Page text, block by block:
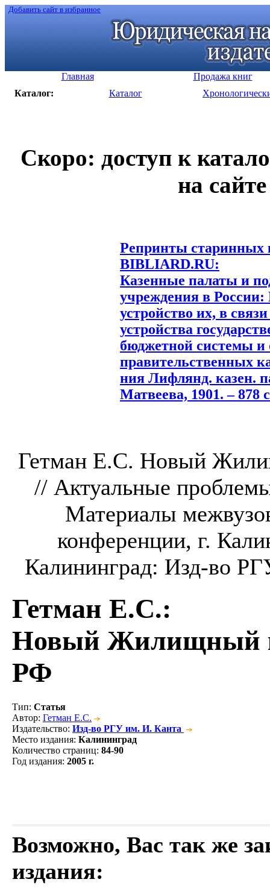
Добавить сайт в избранное
Главная
Продажа книг
Каталог:
Каталог
Скоро: доступ к
на
Репринты старинных
BIBLIARD.RU:
Казенные палаты и
учреждения в России:
устройство их, в
устройства
бюджетной системы и
правительственных
ния Лифлянд. казен.
Матвеева, 1901. – 878
Гетман Е.С. Новый
// Актуальные
Материалы
конференции, г.
Калининград: Изд-во
Гетман Е.С.:
Новый Жилищный
РФ
Тип: Статья
Автор: Гетман Е.С.
Издательство: Изд-во РГУ им. И. Канта
Место издания: Калининград
Количество страниц: 84-90
Год издания: 2005 г.
Возможно, Вас так же
издания: